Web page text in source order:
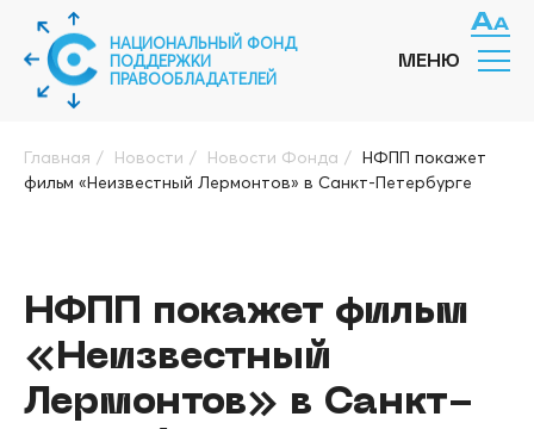
НАЦИОНАЛЬНЫЙ ФОНД
ПОДДЕРЖКИ
ПРАВООБЛАДАТЕЛЕЙ
МЕНЮ
Главная / Новости / Новости Фонда / НФПП покажет
фильм «Неизвестный Лермонтов» в Санкт-Петербурге
НФПП покажет фильм
«Неизвестный
Лермонтов» в Санкт-